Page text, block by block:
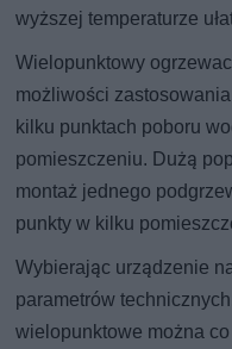
wyższej temperaturze
Wielopunktowy
możliwości
kilku punktach poboru
pomieszczeniu. Dużą
montaż jednego
punkty w kilku
Wybierając urządzenie
parametrów
wielopunktowe można